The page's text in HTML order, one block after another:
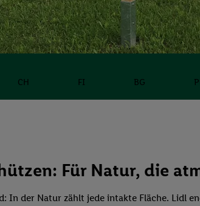
CH FI BG
Für Natur, die
In der Natur zählt jede intakte Fläche. Lidl